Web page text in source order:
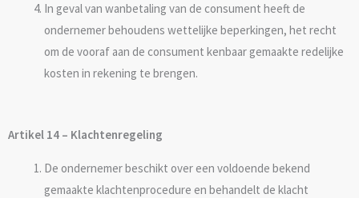
In geval van wanbetaling van de consument heeft de
ondernemer behoudens wettelijke beperkingen, het recht
om de vooraf aan de consument kenbaar gemaakte redelijke
kosten in rekening te brengen.
Artikel 14 – Klachtenregeling
De ondernemer beschikt over een voldoende bekend
gemaakte klachtenprocedure en behandelt de klacht